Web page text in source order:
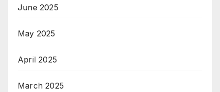
June 2025
May 2025
April 2025
March 2025